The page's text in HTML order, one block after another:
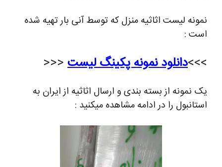
نمونه لیست اثاثیه منزل که توسط آنی بار تهیه شده
است :
>>>دانلود نمونه پکینگ لیست <<<
یک نمونه از بسته بندی و ارسال اثاثیه از ایران به
استانبول را در ادامه مشاهده میکنید :